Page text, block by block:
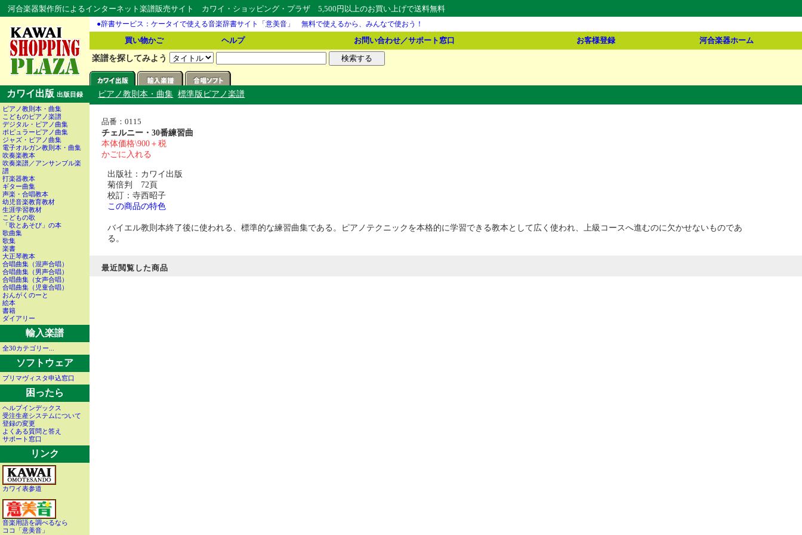
河合楽器製作所によるインターネット楽譜販売サイト カワイ・ショッピング・プラザ 5,500円以上のお買い上げで送料無料
●辞書サービス：ケータイで使える音楽辞書サイト「意美音」 無料で使えるから、みんなで使おう！
買い物かご ヘルプ お問い合わせ／サポート窓口 お客様登録 河合楽器ホーム
楽譜を探してみよう
カワイ出版 出版目録
ピアノ教則本・曲集
こどものピアノ楽譜
デジタル・ピアノ曲集
ポピュラーピアノ曲集
ジャズ・ピアノ曲集
電子オルガン教則本・曲集
吹奏楽教本
吹奏楽譜／アンサンブル楽
譜
打楽器教本
ギター曲集
声楽・合唱教本
幼児音楽教育教材
生涯学習教材
こどもの歌
「歌とあそび」の本
歌曲集
歌集
楽書
大正琴教本
合唱曲集（混声合唱）
合唱曲集（男声合唱）
合唱曲集（女声合唱）
合唱曲集（児童合唱）
おんがくのーと
絵本
書籍
ダイアリー
輸入楽譜
全30カテゴリー...
ソフトウェア
プリマヴィスタ申込窓口
困ったら
ヘルプインデックス
受注生産システムについて
登録の変更
よくある質問と答え
サポート窓口
リンク
カワイ表参道
音楽用語を調べるなら
ココ「意美音」
ピアノ教則本・曲集 標準版ピアノ楽譜
品番：0115
チェルニー・30番練習曲
本体価格\900＋税
かごに入れる
出版社：カワイ出版
菊倍判 72頁
校訂：寺西昭子
この商品の特色
バイエル教則本終了後に使われる、標準的な練習曲集である。ピアノテクニックを本格的に学習できる教本として広く使われ、上級コースへ進むのに欠かせないものであ
る。
最近閲覧した商品